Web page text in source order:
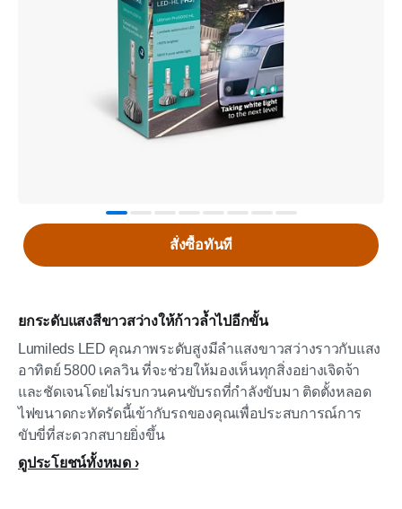
ยกระดับแสงสีขาวสว่างให้ก้าวล้ำไปอีกขั้น
Lumileds LED คุณภาพระดับสูงมีลำแสงขาวสว่างราวกับแสง
อาทิตย์ 5800 เคลวิน ที่จะช่วยให้มองเห็นทุกสิ่งอย่างเจิดจ้า
และชัดเจนโดยไม่รบกวนคนขับรถที่กำลังขับมา ติดตั้งหลอด
ไฟขนาดกะทัดรัดนี้เข้ากับรถของคุณเพื่อประสบการณ์การ
ขับขี่ที่สะดวกสบายยิ่งขึ้น
ดูประโยชน์ทั้งหมด
สั่งซื้อทันที